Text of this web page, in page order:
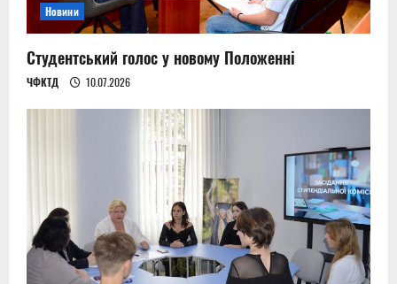
Новини
Студентський голос у новому Положенні
ЧФКТД 10.07.2026